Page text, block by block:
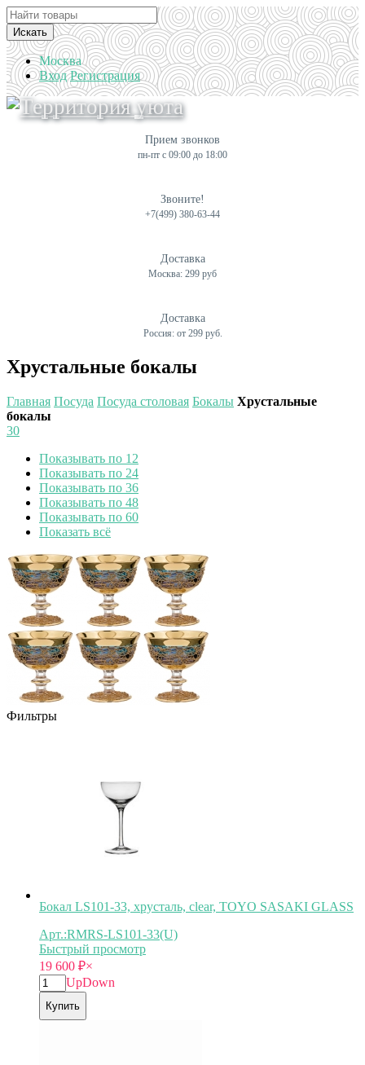
Искать
Москва
Вход Регистрация
Прием звонков
пн-пт с 09:00 до 18:00
Звоните!
+7(499) 380-63-44
Доставка
Москва: 299 руб
Доставка
Россия: от 299 руб.
Хрустальные бокалы
Главная Посуда Посуда столовая Бокалы Хрустальные
бокалы
30
Показывать по 12
Показывать по 24
Показывать по 36
Показывать по 48
Показывать по 60
Показать всё
Фильтры
Бокал LS101-33, хрусталь, clear, TOYO SASAKI GLASS
Арт.:RMRS-LS101-33(U)
Быстрый просмотр
19 600 ₽×
UpDown
Купить